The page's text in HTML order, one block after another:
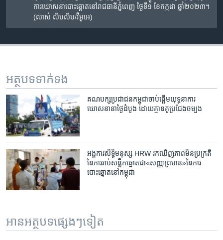
ការឃោសនាបោះឆ្តោតនៅរាជធានី​ភ្នំពេញ ថ្ងៃទី១ ខែកក្កដា ឆ្នាំ២០២៣។
(លាស់ លីបលីប/វីអូអេ)
អត្ថបទ​ទាក់ទង
គណបក្ស​ប្រជាជន​កម្ពុជា​ចាប់ផ្តើម​យុទ្ធនាការ​
ឃោសនា​នា​ថ្ងៃ​ដំបូង ដោយគ្មានគូប្រជែងចម្បង
អង្គការ​សិទ្ធិ​មនុស្ស​ HRW ​រក​ឃើញ​ភាព​មិន​ប្រក្រតី​
នៃ​ការ​រាប់​សន្លឹក​ឆ្នោត​ជា​«សញ្ញា​ព្រមាន»​នៃ​ការ​
បោះឆ្នោត​នៅ​កម្ពុជា​
អានអត្ថបទផ្សេងៗទៀត